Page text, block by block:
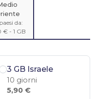
da:
€ - 1 GB
3 GB Israele
10 giorni
5,90 €